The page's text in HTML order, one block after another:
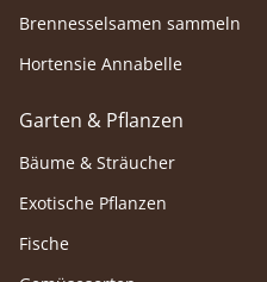
Brennesselsamen sammeln
Hortensie Annabelle
Garten & Pflanzen
Bäume & Sträucher
Exotische Pflanzen
Fische